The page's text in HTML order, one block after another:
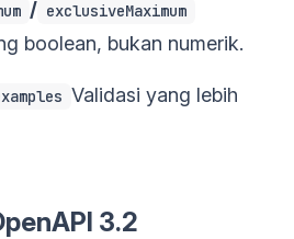
/ exclusiveMaximum
boolean, bukan numerik.
Validasi yang lebih
3.2